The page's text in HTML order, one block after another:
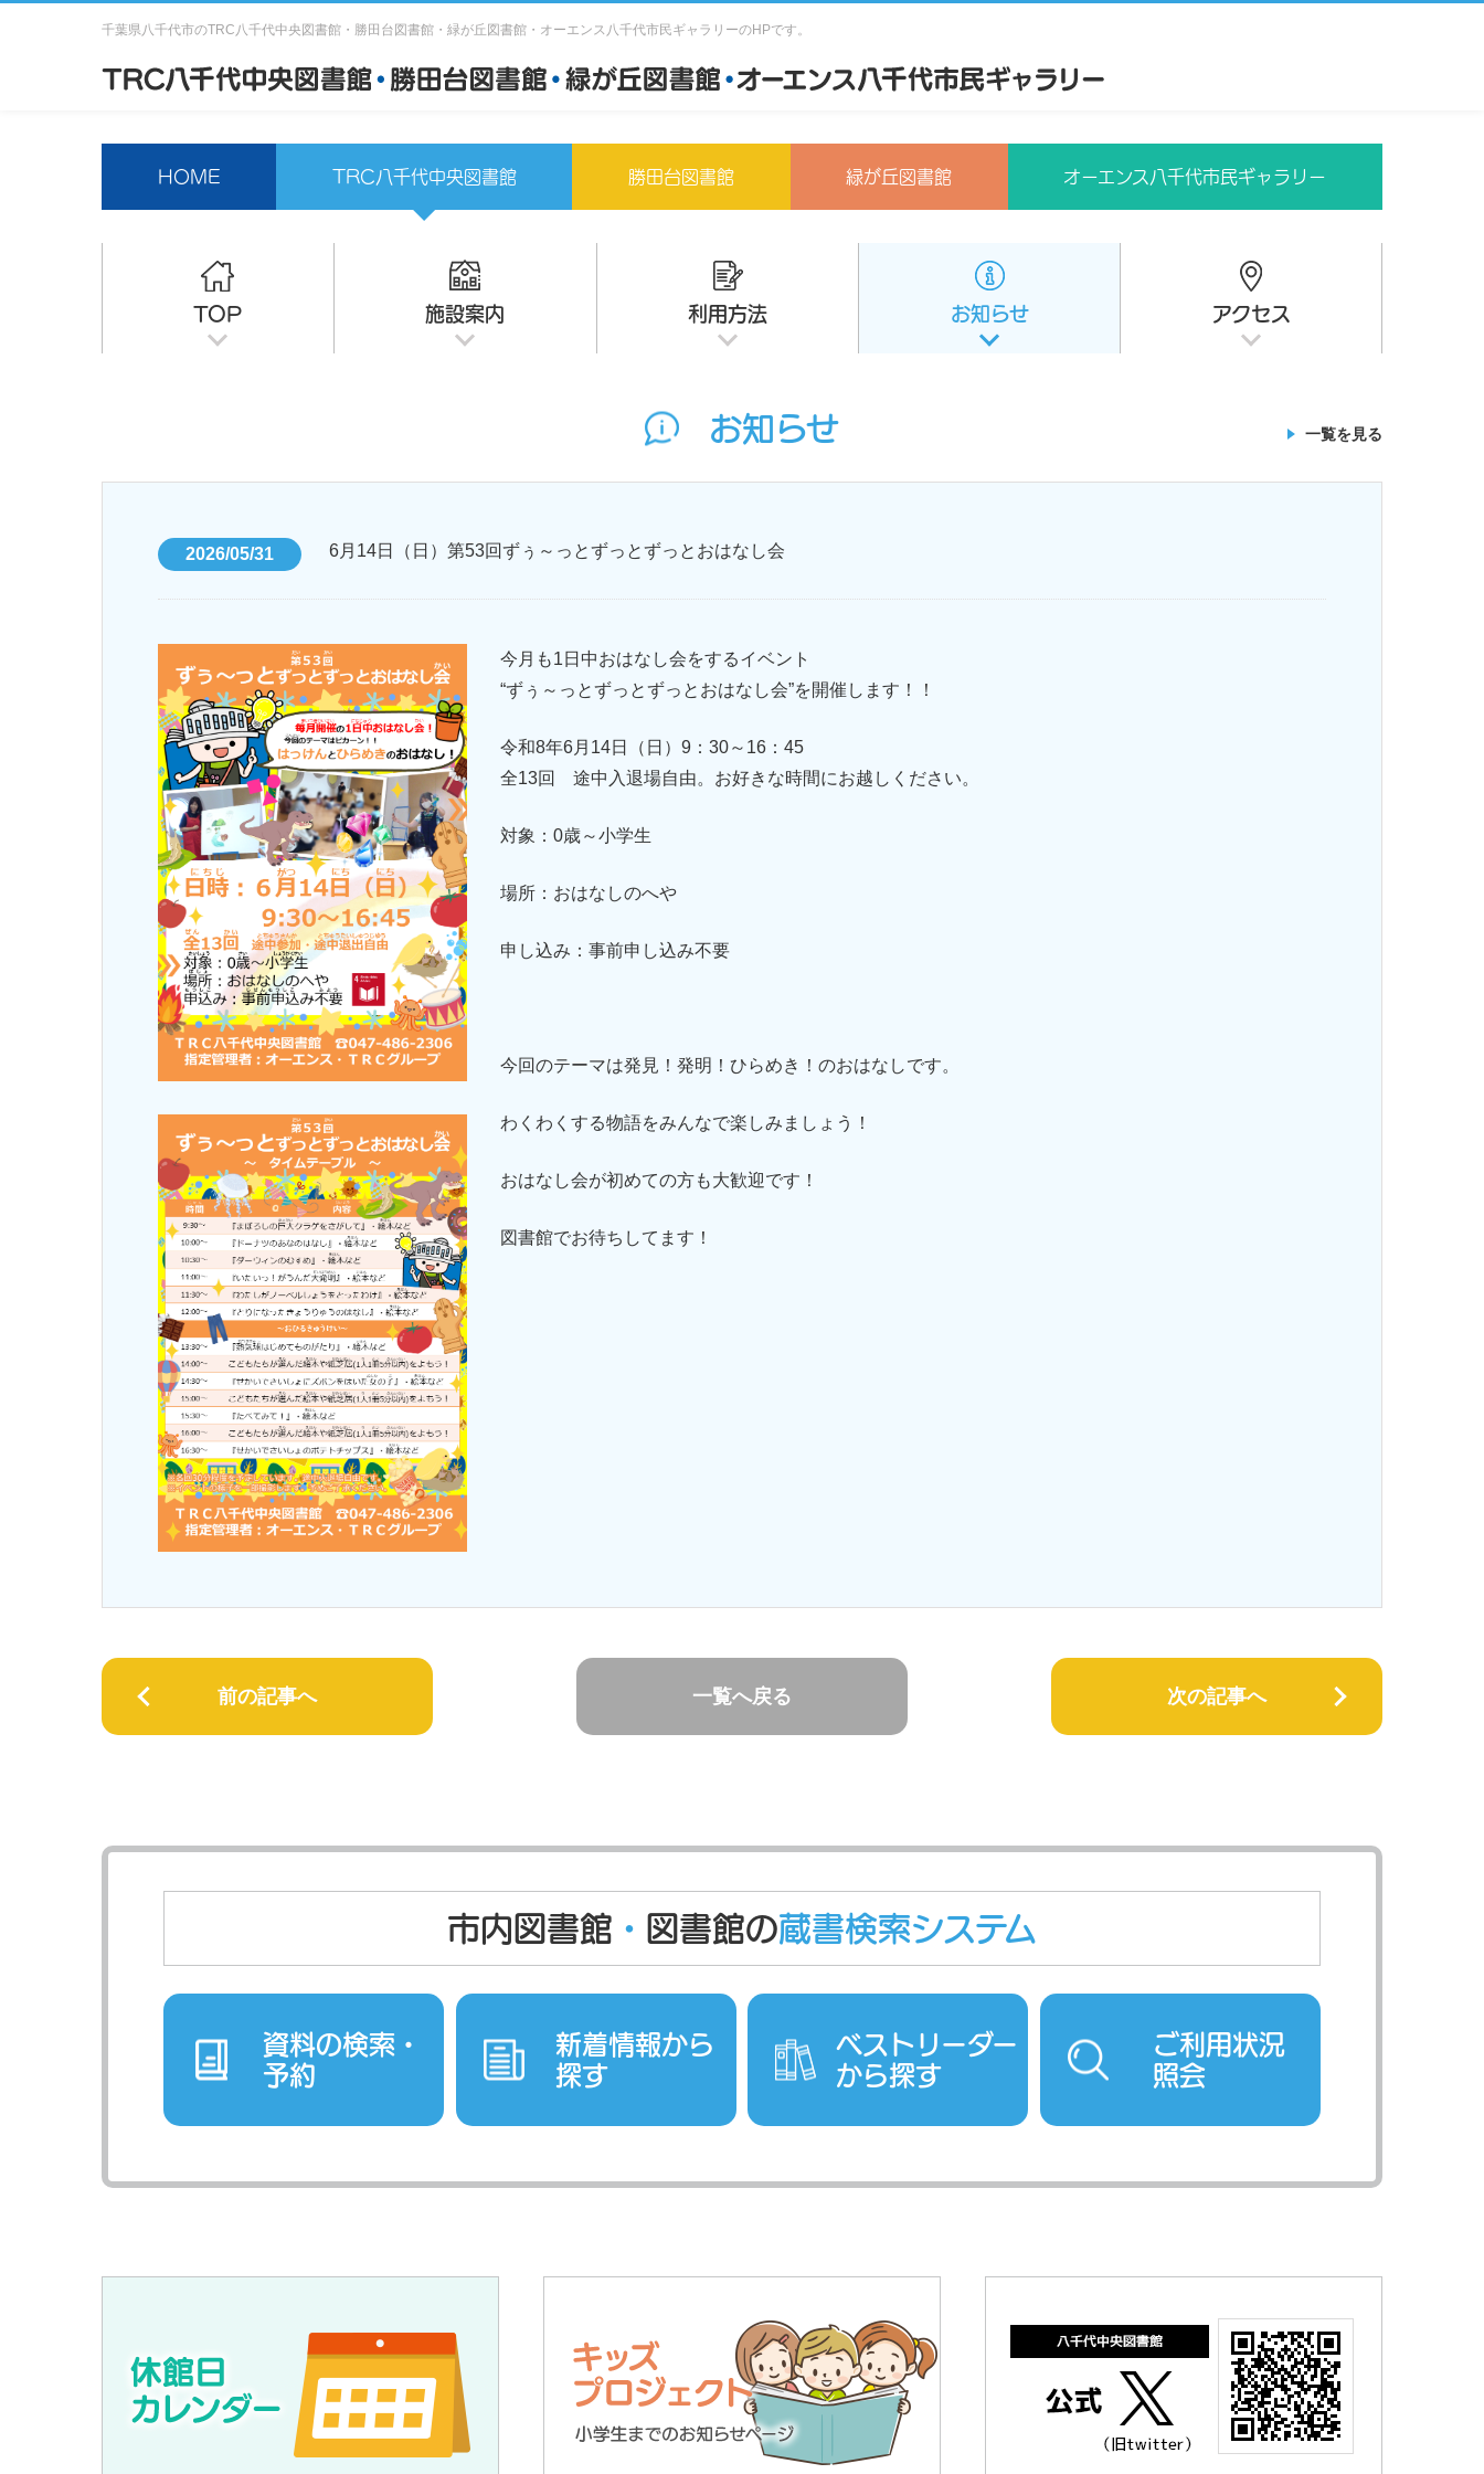
千葉県八千代市のTRC八千代中央図書館・勝田台図書館・緑が丘図書館・オーエンス八千代市民ギャラリーのHPです。
HOME TRC八千代中央図書館 勝田台図書館 緑が丘図書館 オーエンス八千代市民ギャラリー
TOP 施設案内 利用方法 お知らせ アクセス
お知らせ 一覧を見る
2026/05/31 6月14日（日）第53回ずぅ～っとずっとずっとおはなし会
今月も1日中おはなし会をするイベント
“ずぅ～っとずっとずっとおはなし会”を開催します！！
令和8年6月14日（日）9：30～16：45
全13回 途中入退場自由。お好きな時間にお越しください。
対象：0歳～小学生
場所：おはなしのへや
申し込み：事前申し込み不要
今回のテーマは発見！発明！ひらめき！のおはなしです。
わくわくする物語をみんなで楽しみましょう！
おはなし会が初めての方も大歓迎です！
図書館でお待ちしてます！
前の記事へ 一覧へ戻る 次の記事へ
市内図書館 ・ 図書館の蔵書検索システム
資料の検索・
予約
新着情報から
探す
ベストリーダー
から探す
ご利用状況
照会